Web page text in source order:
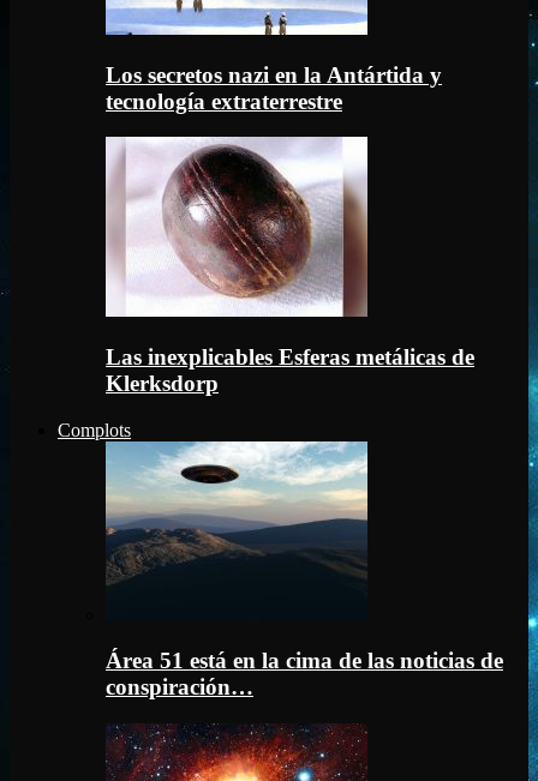
Los secretos nazi en la Antártida y
tecnología extraterrestre
Las inexplicables Esferas metálicas de
Klerksdorp
Complots
Área 51 está en la cima de las noticias de
conspiración…